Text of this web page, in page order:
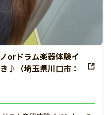
orドラム楽器体験イ
♪（埼玉県川口市：